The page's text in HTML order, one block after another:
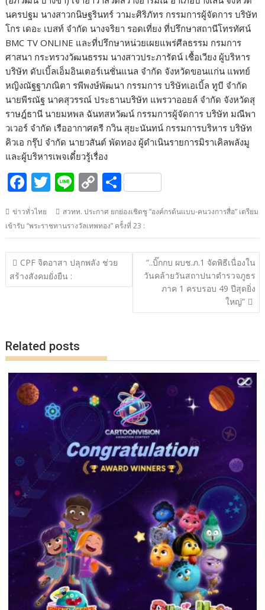
นครปฐม นางสาวกนิษฐรินทร์ วามะศิริภัทร กรรมการผู้จัดการ บริษัท
โกร เดอะ เบสท์ จำกัด นางจริยา รอดเที่ยง ที่ปรึกษาสถานีโทรทัศน์
BMC TV ONLINE และที่ปรึกษาหน่วยเผยแพร่ศีลธรรม กรมการ
ศาสนา กระทรวงวัฒนธรรม นางสาวประภารัตน์ เชื้อเวียง ผู้บริหาร
บริษัท ดับเบิ้ลเอ็มอินเตอร์เนชั่นแนล จำกัด จังหวัดขอนแก่น แพทย์
หญิงณัฐฐาภณิตา รพีพงษ์พัฒนา กรรมการ บริษัทเอเบิ้ล ทูบี จำกัด
นายพีรณัฐ นาคสุวรรณ์ ประธานบริษัท แพรวาออยล์ จำกัด จังหวัดสุ
ราษฎ์ธานี นายมหพล ฉันทสหวัฒน์ กรรมการผู้จัดการ บริษัท มณีพา
วเวอร์ จำกัด เรืออากาศตรี กวิน สุยะนันทน์ กรรมการบริหาร บริษัท
คิวเอ กรุ๊ป จำกัด นายวสันต์ พัดทอง ผู้ดำเนินรายการมิราเคิลพลังมู
และผู้บริหารเพจเดี๋ยวรู้เรื่อง
F
ac
e
b
o
o
k
T
itt
er
Li
e
C
p
y
Li
k
S
ar
e
ข่าวทั่วไทย
สวทท. ประกาศ ยกย่องเชิดชู “องค์กรต้นแบบ-คนวงการสื่อ” เตรียม
เข้ารับ “พระราชทานรางวัลเทพทอง” ครั้งที่ 23 :
แนะแนว
เรื่อง
CPF จิตอาสา ปลุกพลัง ช่วย
สร้างสังคมยั่งยืน :
“..บิ๊กกบ ผบช.ภ.1 จัดพิธีเนื่องใน
วันคล้ายวันสถาปนาตำรวจภูธร
ภาค 1 ครบรอบ 49 ปีสุดยิ่ง
ใหญ่”
Related posts